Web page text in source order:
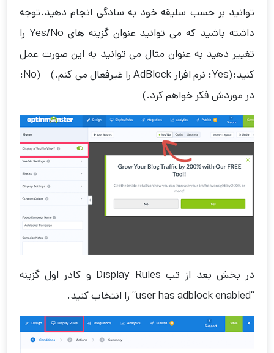
توانید بر حسب سلیقه خود به سادگی انجام دهید.توجه
داشته باشید که می توانید عنوان گزینه های Yes/No را
تغییر دهید به عنوان مثال می توانید به این صورت عمل
کنید:(Yes: نرم افزار AdBlock را غیرفعال می کنم.) – (No:
در موردش فکر خواهم کرد.)
در بخش بعد از تب Display Rules و کادر اول گزینه
“user has adblock enabled” را انتخاب کنید.